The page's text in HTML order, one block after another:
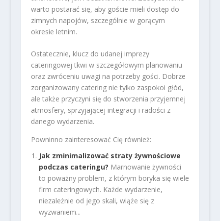
warto postarać się, aby goście mieli dostęp do
zimnych napojów, szczególnie w gorącym
okresie letnim.
Ostatecznie, klucz do udanej imprezy
cateringowej tkwi w szczegółowym planowaniu
oraz zwróceniu uwagi na potrzeby gości. Dobrze
zorganizowany catering nie tylko zaspokoi głód,
ale także przyczyni się do stworzenia przyjemnej
atmosfery, sprzyjającej integracji i radości z
danego wydarzenia.
Powninno zainteresować Cię również:
Jak zminimalizować straty żywnościowe
podczas cateringu? Marnowanie żywności
to poważny problem, z którym boryka się wiele
firm cateringowych. Każde wydarzenie,
niezależnie od jego skali, wiąże się z
wyzwaniem...